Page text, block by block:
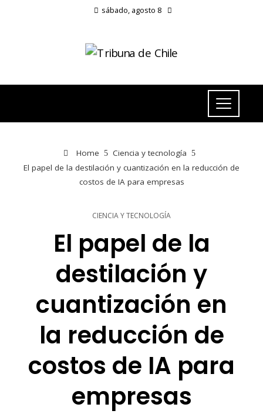
sábado, agosto 8
Home
Ciencia y tecnología
El papel de la destilación y cuantización en la reducción de
costos de IA para empresas
CIENCIA Y TECNOLOGÍA
El papel de la
destilación y
cuantización en
la reducción de
costos de IA para
empresas